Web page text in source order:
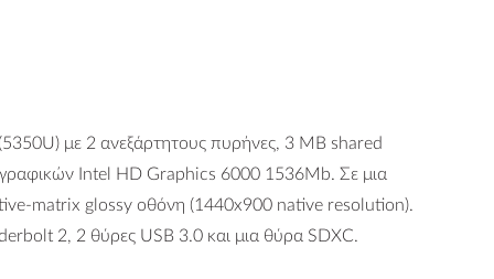
με 2 ανεξάρτητους πυρήνες, 3 MB shared
Intel HD Graphics 6000 1536Mb. Σε μια
matrix glossy οθόνη (1440x900 native resolution).
2, 2 θύρες USB 3.0 και μια θύρα SDXC.